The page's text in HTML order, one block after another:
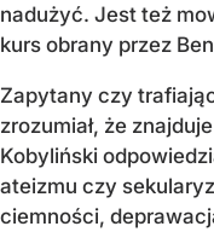
nadużyć. Jest też
kurs obrany przez
Zapytany czy
zrozumiał, że
Kobyliński
ateizmu czy
ciemności,